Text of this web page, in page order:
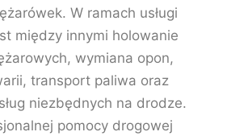
W ramach usługi
między innymi holowanie
wymiana opon,
transport paliwa oraz
niezbędnych na drodze.
pomocy drogowej